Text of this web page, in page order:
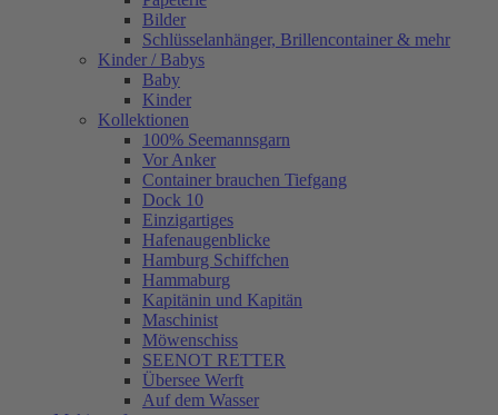
Bilder
Schlüsselanhänger, Brillencontainer & mehr
Kinder / Babys
Baby
Kinder
Kollektionen
100% Seemannsgarn
Vor Anker
Container brauchen Tiefgang
Dock 10
Einzigartiges
Hafenaugen­blicke
Hamburg Schiffchen
Hammaburg
Kapitänin und Kapitän
Maschinist
Möwenschiss
SEENOT RETTER
Übersee Werft
Auf dem Wasser